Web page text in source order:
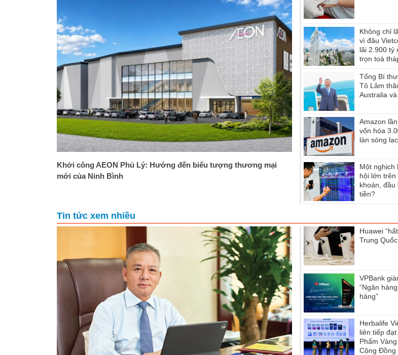
Khởi công AEON Phủ Lý: Hướng đến biểu tượng thương mại
mới của Ninh Bình
Không chỉ
vì đâu
lãi 2.900 tỷ
trọn toà
Tổng Bí
Tô Lâm
Australia
Amazon
vốn hóa
làn sóng
Một nghịch
hội lớn
khoán, đầu
tiền?
Tin tức xem nhiều
Huawei
Trung Quốc
VPBank
“Ngân
hàng”
Herbalife
liên tiếp
Phẩm
Cộng Đồng